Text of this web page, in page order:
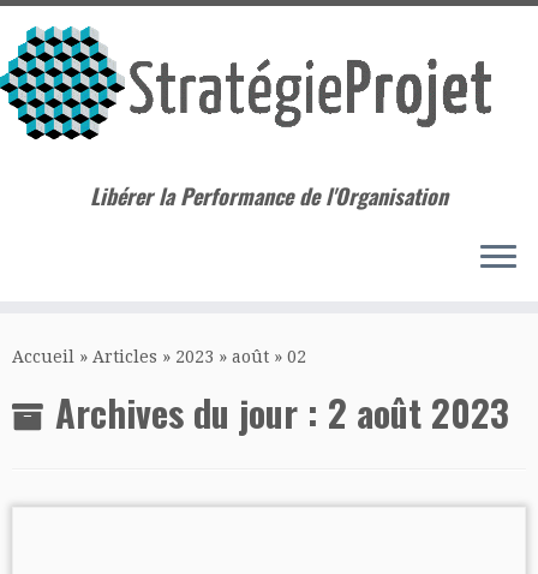
au
Libérer la Performance de l'Organisation
Accueil » Articles » 2023 » août » 02
Archives du jour : 2 août 2023